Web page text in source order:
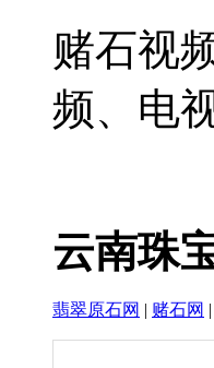
赌石视
频、电
云南珠
翡翠原石网 | 赌石网 |